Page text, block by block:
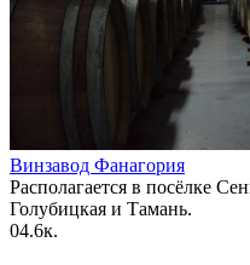
Винзавод Фанагория
Располагается в посёлке
Голубицкая и Тамань.
04.6к.